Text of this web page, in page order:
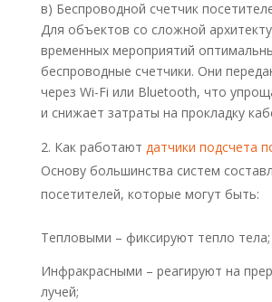
в) Беспроводной счетчик
Для объектов со сложной
временных мероприятий
беспроводные счетчики. Они
через Wi-Fi или Bluetooth, что
и снижает затраты на прокладку
Как работают датчики подсчета
Основу большинства систем
посетителей, которые могут быть:
Тепловыми – фиксируют тепло тела;
Инфракрасными – реагируют на
лучей;